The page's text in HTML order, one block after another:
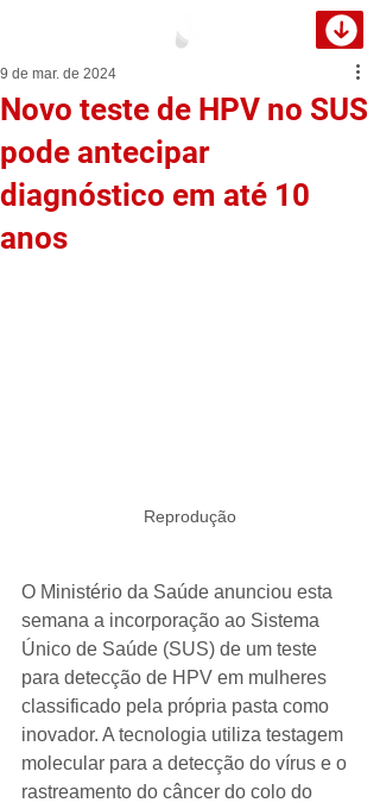
Novo teste de HPV no SUS
pode antecipar
diagnóstico em até 10
anos
9 de mar. de 2024
Reprodução
O Ministério da Saúde anunciou esta
semana a incorporação ao Sistema
Único de Saúde (SUS) de um teste
para detecção de HPV em mulheres
classificado pela própria pasta como
inovador. A tecnologia utiliza testagem
molecular para a detecção do vírus e o
rastreamento do câncer do colo do